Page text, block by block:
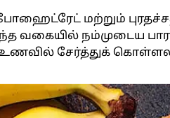
மற்றும்
நம்முடைய
சேர்த்துக்